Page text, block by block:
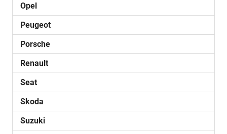
Opel
Peugeot
Porsche
Renault
Seat
Skoda
Suzuki